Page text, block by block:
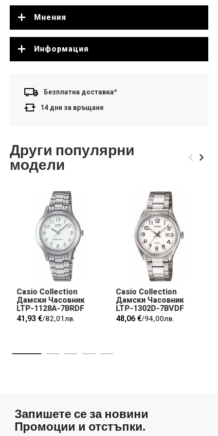
Мнения
Информация
Безплатна доставка*
14 дни за връщане
Други популярни
модели ‹ ›
Casio Collection
Дамски Часовник
LTP-1128A-7BRDF
41,93 €/82,01лв.
Casio Collection
Дамски Часовник
LTP-1302D-7BVDF
48,06 €/94,00лв.
Запишете се за новини
Промоции и отстъпки.